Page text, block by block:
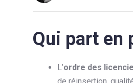
Qui part en
L’ordre des